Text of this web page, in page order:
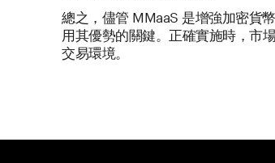
總之，儘管 MMaaS 是增強加密貨
用其優勢的關鍵。正確實施時，市
交易環境。